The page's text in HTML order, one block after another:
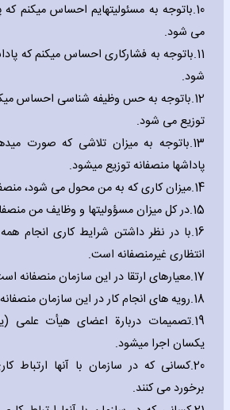
10. باتوجه به مسئولیتهایم احساس میکنم که
می شود.
11. باتوجه به فشارکاری احساس میکنم که
شود.
12. باتوجه به حس وظیفه شناسی احساس
توزیع می شود.
13. باتوجه به میزان تلاشی که صورت
پاداشها منصفانه توزیع میشود.
14. میزان کاری که به من محول می شود،
15. در کل میزان مسؤولیتها و وظایف من
16. با در نظر داشتن شرایط کاری انجام
انتظاری غیرمنصفانه است.
17. معیارهای ارتقا در این سازمان منصفانه
18. رویه های انجام کار در این سازمان
19. تصمیمات دربارة اعضای هیأت علمی
یکسان اجرا میشود.
20.کسانی که در سازمان با آنها ارتباط
برخورد می کنند.